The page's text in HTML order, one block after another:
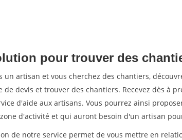
pour trouver des
un artisan et vous cherchez des chantiers,
de devis et trouver des chantiers. Recevez dès à
d'aide aux artisans. Vous pourrez ainsi
d'activité et qui auront besoin d'un artisan
de notre service permet de vous mettre en